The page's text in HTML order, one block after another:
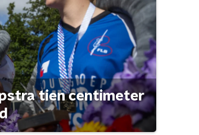
tien centimeter